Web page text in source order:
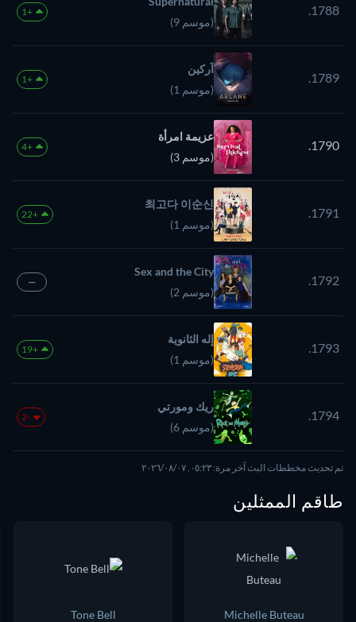
1788.
(موسم 9)
+1
1789.
آركين
(موسم 1)
+1
1790.
عزيمة امرأة
(موسم 3)
+4
1791.
최고다 이순신
(موسم 1)
+22
1792.
Sex and the City
(موسم 2)
—
1793.
إله الثانوية
(موسم 1)
+19
1794.
ريك ومورتي
(موسم 6)
-2
تم تحديث مخططات البث آخر مرة: ٠٥:٢٣, ٠٧‏/٠٨‏/٢٠٢٦
طاقم الممثلين
Michelle Buteau
Tone Bell